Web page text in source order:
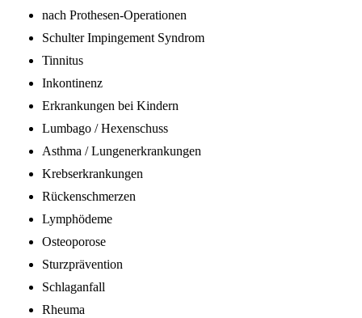
nach Prothesen-Operationen
Schulter Impingement Syndrom
Tinnitus
Inkontinenz
Erkrankungen bei Kindern
Lumbago / Hexenschuss
Asthma / Lungenerkrankungen
Krebserkrankungen
Rückenschmerzen
Lymphödeme
Osteoporose
Sturzprävention
Schlaganfall
Rheuma